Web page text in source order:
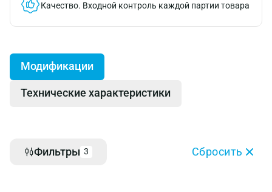
Качество. Входной контроль каждой партии товара
Модификации
Технические характеристики
Фильтры 3 Сбросить